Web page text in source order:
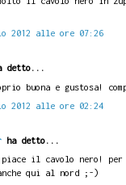
2012 alle ore 07:26
detto...
buona e gustosa!
2012 alle ore 02:24
ha detto...
piace il cavolo nero!
qui al nord ;-)